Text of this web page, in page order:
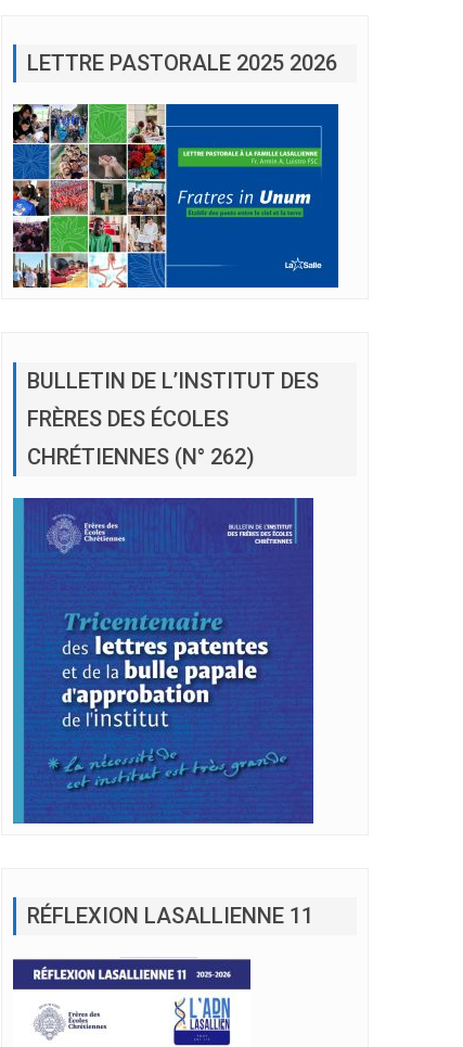
Paul Frères, Choubra
LETTRE PASTORALE 2025 2026
BULLETIN DE L’INSTITUT DES
FRÈRES DES ÉCOLES
CHRÉTIENNES (N° 262)
RÉFLEXION LASALLIENNE 11